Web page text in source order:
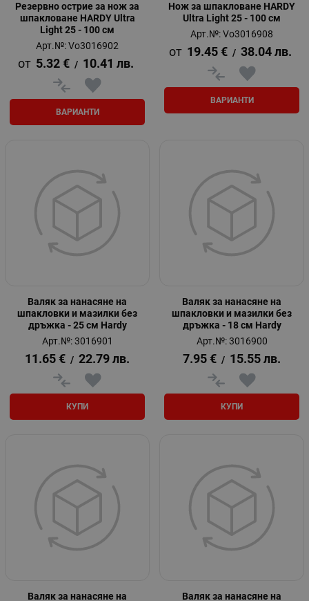
Резервно острие за нож за
шпакловане HARDY Ultra
Light 25 - 100 см
Арт.№: Vo3016902
5.32 € / 10.41 лв.
ВАРИАНТИ
Нож за шпакловане HARDY
Ultra Light 25 - 100 см
Арт.№: Vo3016908
19.45 € / 38.04 лв.
ВАРИАНТИ
Валяк за нанасяне на
шпакловки и мазилки без
дръжка - 25 см Hardy
Арт.№: 3016901
11.65 € / 22.79 лв.
КУПИ
Валяк за нанасяне на
шпакловки и мазилки без
дръжка - 18 см Hardy
Арт.№: 3016900
7.95 € / 15.55 лв.
КУПИ
Валяк за нанасяне на Валяк за нанасяне на